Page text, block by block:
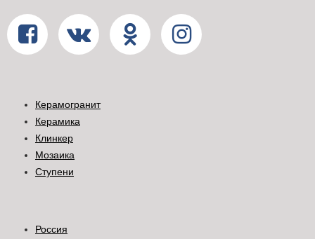
Керамогранит
Керамика
Клинкер
Мозаика
Ступени
Россия